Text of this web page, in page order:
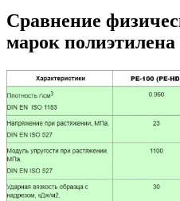
Сравнение
марок полиэтилена